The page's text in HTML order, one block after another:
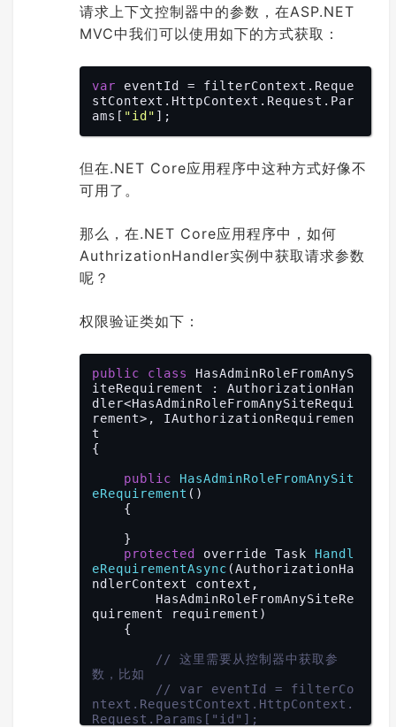
请求上下文控制器中的参数，在ASP.NET
MVC中我们可以使用如下的方式获取：
var eventId = filterContext.Reque
stContext.HttpContext.Request.Par
ams[ "id"
但在.NET Core应用程序中这种方式好像不
可用了。
那么，在.NET Core应用程序中，如何
AuthrizationHandler实例中获取请求参数
呢？
权限验证类如下：
public class
HasAdminRoleFromAnyS
iteRequirement : AuthorizationHan
dler<HasAdminRoleFromAnySiteRequi
rement>, IAuthorizationRequiremen
t
{
public
HasAdminRoleFromAnySit
eRequirement ()
{
protected
override Task Handl
eRequirementAsync (AuthorizationHa
ndlerContext context,
quirement requirement)
{
// 这里需要从控制器中获取参
数，比如
// var eventId = filterCo
ntext.RequestContext.HttpContext.
Request.Params["id"];